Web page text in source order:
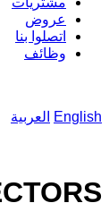
عروض
اتصلوا بنا
وظائف
English العربية